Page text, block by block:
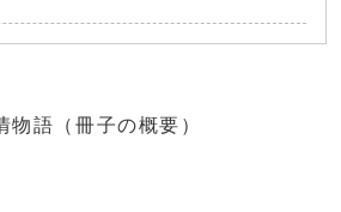
物語（冊子の概要）